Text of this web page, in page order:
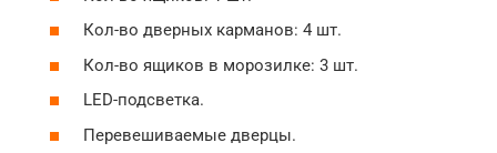
Кол-во дверных карманов: 4 шт.
Кол-во ящиков в морозилке: 3 шт.
LED-подсветка.
Перевешиваемые дверцы.